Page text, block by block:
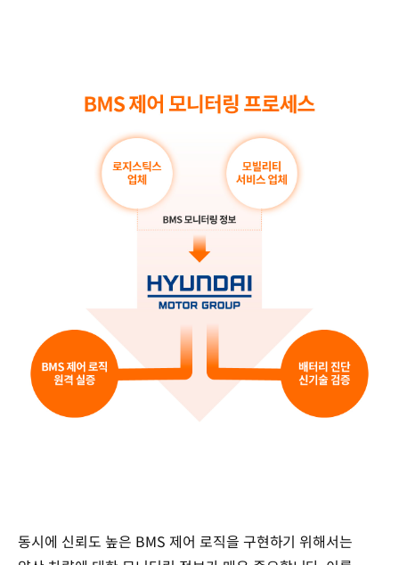
동시에 신뢰도 높은 BMS 제어 로직을 구현하기 위해서는